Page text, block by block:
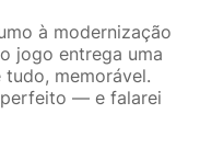
à modernização
jogo entrega uma
tudo, memorável.
— e falarei